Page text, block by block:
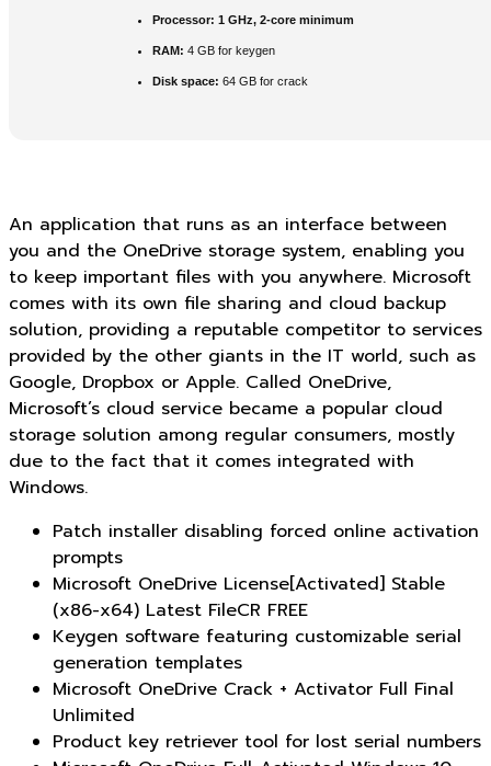
Processor: 1 GHz, 2-core minimum
RAM: 4 GB for keygen
Disk space: 64 GB for crack
An application that runs as an interface between
you and the OneDrive storage system, enabling you
to keep important files with you anywhere. Microsoft
comes with its own file sharing and cloud backup
solution, providing a reputable competitor to services
provided by the other giants in the IT world, such as
Google, Dropbox or Apple. Called OneDrive,
Microsoft’s cloud service became a popular cloud
storage solution among regular consumers, mostly
due to the fact that it comes integrated with
Windows.
Patch installer disabling forced online activation
prompts
Microsoft OneDrive License[Activated] Stable
(x86-x64) Latest FileCR FREE
Keygen software featuring customizable serial
generation templates
Microsoft OneDrive Crack + Activator Full Final
Unlimited
Product key retriever tool for lost serial numbers